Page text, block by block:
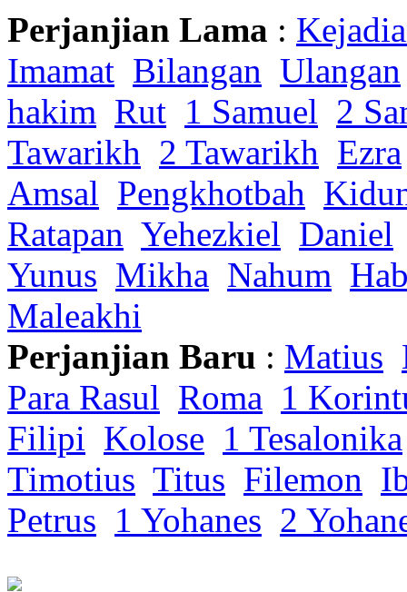
Perjanjian Lama :
Imamat Bilangan Ulangan
hakim Rut 1 Samuel 2
Tawarikh 2 Tawarikh Ezra
Amsal Pengkhotbah
Ratapan Yehezkiel Daniel
Yunus Mikha Nahum
Maleakhi
Perjanjian Baru : Matius
Para Rasul Roma 1
Filipi Kolose 1 Tesalonika
Timotius Titus Filemon
Petrus 1 Yohanes 2